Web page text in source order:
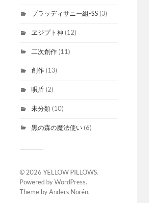
ブラッディサニー組-SS (3)
ヱジプト神 (12)
二次創作 (11)
創作 (13)
唄盾 (2)
未分類 (10)
黒の森の魔法使い (6)
© 2026 YELLOW PILLOWS.
Powered byWordPress.
Theme byAnders Norén.